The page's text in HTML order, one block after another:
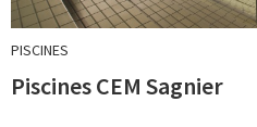
PISCINES
Piscines CEM Sagnier